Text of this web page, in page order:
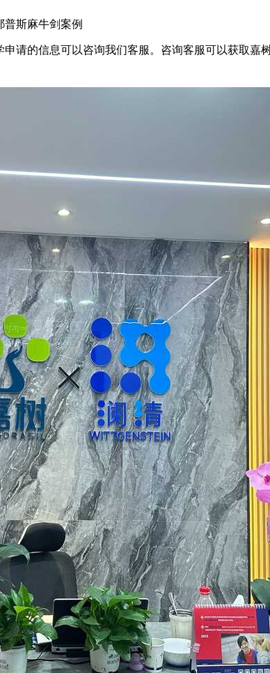
斯麻牛剑案例
请的信息可以咨询我们客服。咨询客服可以获取